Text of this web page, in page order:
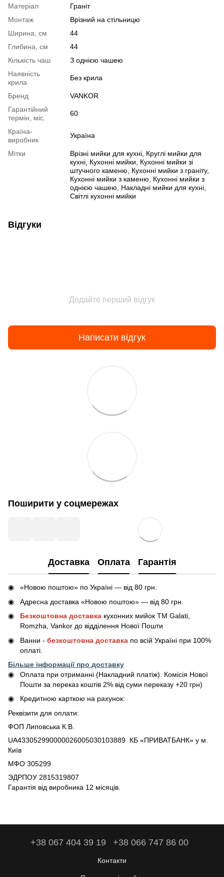
Матеріал
Граніт
Монтаж
Врізний на стільницю
Ширина, см
44
Глибина, см
44
Кількість чаш
З однією чашею
Наявність
крила
Без крила
Бренд
VANKOR
Гарантійний
термін, міс.
60
Країна-
виробник
Україна
Мітки Врізні мийки для кухні, Круглі мийки для
кухні, Кухонні мийки, Кухонні мийки зі
штучного каменю, Кухонні мийки з граніту,
Кухонні мийки з каменю, Кухонні мийки з
однією чашею, Накладні мийки для кухні,
Світлі кухонні мийки
Відгуки
Додайте перший відгук
Написати відгук
Поширити у соцмережах
Доставка Оплата Гарантія
«Новою поштою» по Україні — від 80 грн.
Адресна доставка «Новою поштою» — від 80 грн.
Безкоштовна доставка кухонних мийок ТМ Galati,
Romzha, Vankor до відділення Нової Пошти
Ванни - безкоштовна доставка по всій Україні при 100%
оплаті.
Більше інформації про доставку
Оплата при отриманні (Накладний платіж). Комісія Нової
Пошти за переказ коштів 2% від суми переказу +20 грн)
Кредитною карткою на рахунок:
Реквізити для оплати:
ФОП Липовська К.В.
UA433052990000026005030103889 КБ «ПРИВАТБАНК» у м.
Київ
МФО 305299
ЭДРПОУ 2815319807
Гарантія від виробника 12 місяців.
+38 067 404 39 19 +38 066 747 86 00
Контакти